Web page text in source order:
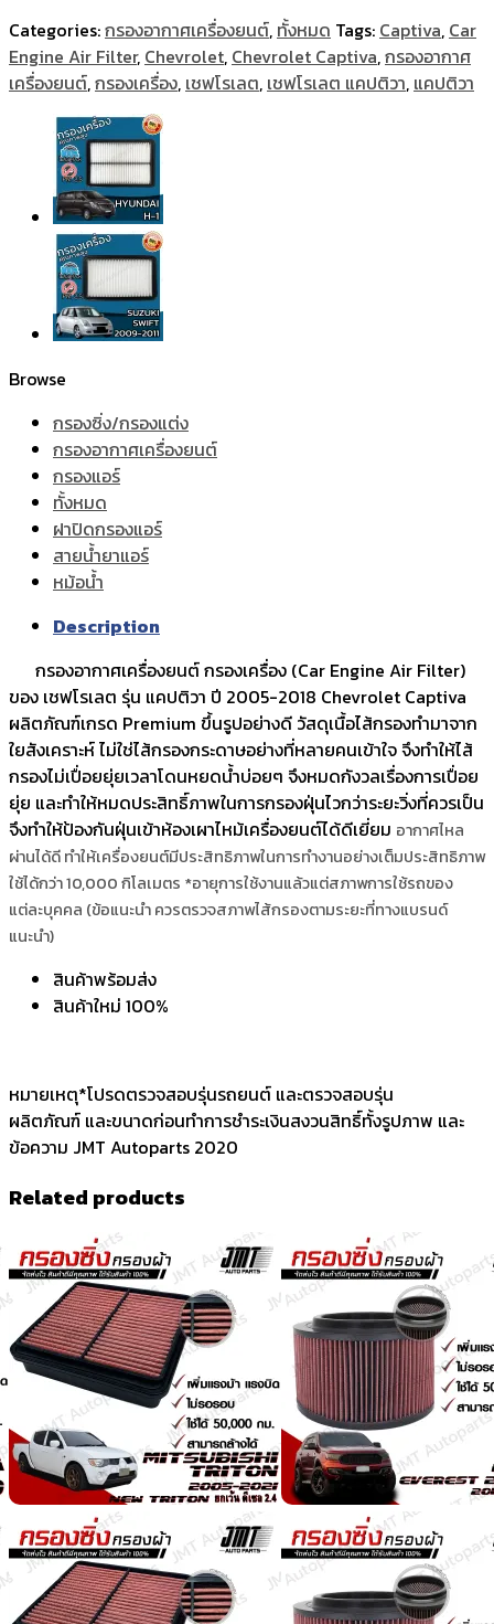
Categories:กรองอากาศเครื่องยนต์, ทั้งหมด Tags: Captiva, Car
Engine Air Filter, Chevrolet, Chevrolet Captiva,กรองอากาศ
เครื่องยนต์,กรองเครื่อง, เชฟโรเลต, เชฟโรเลต แคปติวา, แคปติวา
Browse
กรองซิ่ง/กรองแต่ง
กรองอากาศเครื่องยนต์
กรองแอร์
ทั้งหมด
ฝาปิดกรองแอร์
สายน้ำยาแอร์
หม้อน้ำ
Description
กรองอากาศเครื่องยนต์ กรองเครื่อง (Car Engine Air Filter)
ของ เชฟโรเลต รุ่น แคปติวา ปี 2005-2018 Chevrolet Captiva
ผลิตภัณฑ์เกรด Premium ขึ้นรูปอย่างดี วัสดุเนื้อไส้กรองทำมาจาก
ใยสังเคราะห์ ไม่ใช่ไส้กรองกระดาษอย่างที่หลายคนเข้าใจ จึงทำให้ไส้
กรองไม่เปื่อยยุ่ยเวลาโดนหยดน้ำบ่อยๆ จึงหมดกังวลเรื่องการเปื่อย
ยุ่ย และทำให้หมดประสิทธิ์ภาพในการกรองฝุ่นไวกว่าระยะวิ่งที่ควรเป็น
จึงทำให้ป้องกันฝุ่นเข้าห้องเผาไหม้เครื่องยนต์ได้ดีเยี่ยม อากาศไหล
ผ่านได้ดี ทำให้เครื่องยนต์มีประสิทธิภาพในการทำงานอย่างเต็มประสิทธิภาพ
ใช้ได้กว่า 10,000 กิโลเมตร *อายุการใช้งานแล้วแต่สภาพการใช้รถของ
แต่ละบุคคล (ข้อแนะนำ ควรตรวจสภาพไส้กรองตามระยะที่ทางแบรนด์
แนะนำ)
สินค้าพร้อมส่ง
สินค้าใหม่ 100%
หมายเหตุ*โปรดตรวจสอบรุ่นรถยนต์ และตรวจสอบรุ่น
ผลิตภัณฑ์ และขนาดก่อนทำการชำระเงินสงวนสิทธิ์ทั้งรูปภาพ และ
ข้อความ JMT Autoparts 2020
Related products